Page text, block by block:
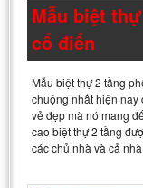
Mẫu biệt
cổ điển
Mẫu biệt thự 2 tầng
chuộng nhất hiện
vẻ đẹp mà nó mang
cao biệt thự 2 tầng
các chủ nhà và cả